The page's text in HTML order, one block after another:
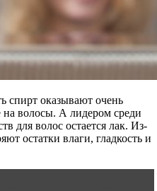
спирт оказывают очень
волосы. А лидером среди
для волос остается лак. Из-
остатки влаги, гладкость и